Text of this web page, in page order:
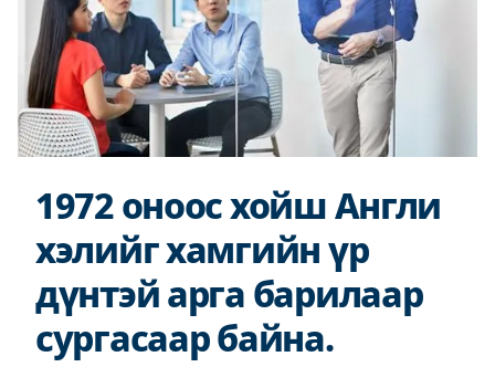
1972 оноос хойш Англи
хэлийг хамгийн үр
дүнтэй арга барилаар
сургасаар байна.